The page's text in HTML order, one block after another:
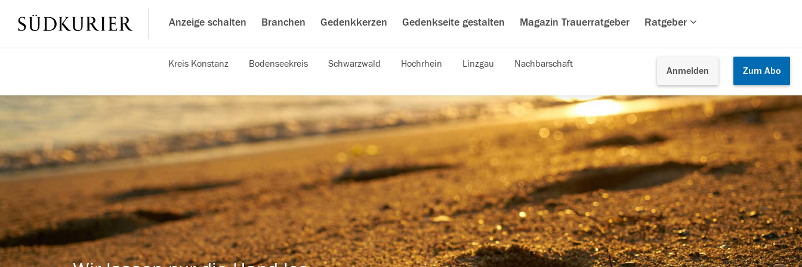
Anzeige schalten Branchen Gedenkkerzen Gedenkseite gestalten Magazin Trauerratgeber Ratgeber
Anmelden Zum Abo
Kreis Konstanz Bodenseekreis Schwarzwald Hochrhein Linzgau Nachbarschaft